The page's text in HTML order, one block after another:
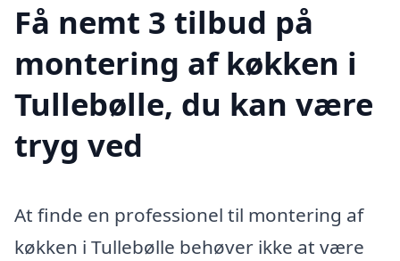
Få nemt 3 tilbud på
montering af køkken i
Tullebølle, du kan være
tryg ved
At finde en professionel til montering af
køkken i Tullebølle behøver ikke at være